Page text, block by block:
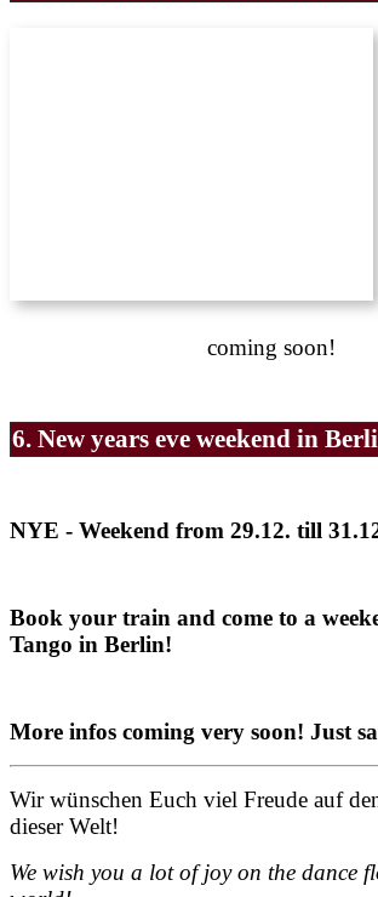
coming soon!
6. New years eve weekend in
NYE - Weekend from 29.12. till
Book your train and come to a
Tango in Berlin!
More infos coming very soon! Just
Wir wünschen Euch viel Freude auf
dieser Welt!
We wish you a lot of joy on the dance